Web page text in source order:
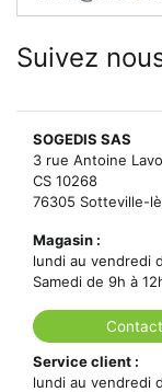
Suivez
SOGEDIS SAS
3 rue Antoine
CS 10268
76305 Sotteville-
Magasin :
lundi au vendredi
Samedi de 9h à
Service client :
lundi au vendredi